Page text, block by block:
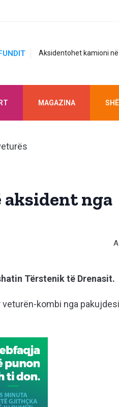
Aksidentohet kamioni
MAGAZINA
aksident nga
A
Tërstenik të Drenasit.
kombi nga